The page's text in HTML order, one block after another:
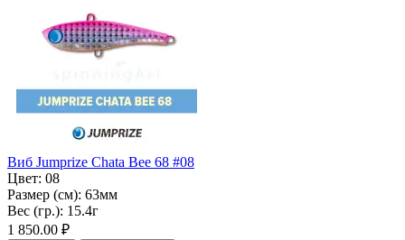
Виб Jumprize Chata Bee 68 #08
Цвет: 08
Размер (см): 63мм
Вес (гр.): 15.4г
1 850.00 ₽